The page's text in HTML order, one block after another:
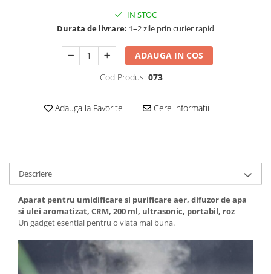
IN STOC
Durata de livrare: 1–2 zile prin curier rapid
ADAUGA IN COS
Cod Produs: 073
Adauga la Favorite Cere informatii
Descriere
Aparat pentru umidificare si purificare aer, difuzor de apa
si ulei aromatizat, CRM, 200 ml, ultrasonic, portabil, roz
Un gadget esential pentru o viata mai buna.